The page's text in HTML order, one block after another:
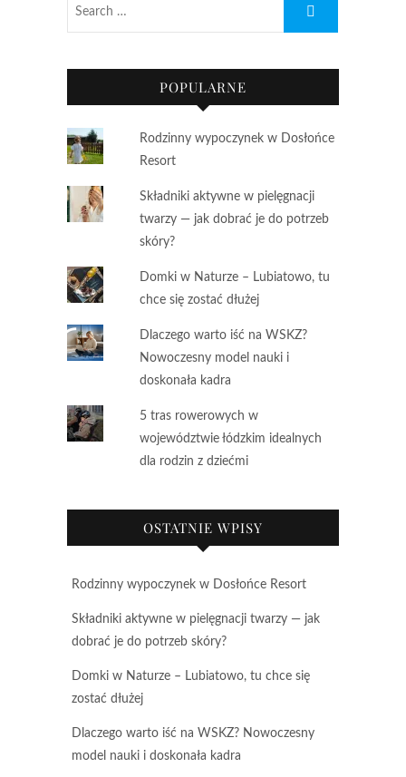
POPULARNE
Rodzinny wypoczynek w Dosłońce
Resort
Składniki aktywne w pielęgnacji
twarzy — jak dobrać je do potrzeb
skóry?
Domki w Naturze – Lubiatowo, tu
chce się zostać dłużej
Dlaczego warto iść na WSKZ?
Nowoczesny model nauki i
doskonała kadra
5 tras rowerowych w
województwie łódzkim idealnych
dla rodzin z dziećmi
OSTATNIE WPISY
Rodzinny wypoczynek w Dosłońce Resort
Składniki aktywne w pielęgnacji twarzy — jak
dobrać je do potrzeb skóry?
Domki w Naturze – Lubiatowo, tu chce się
zostać dłużej
Dlaczego warto iść na WSKZ? Nowoczesny
model nauki i doskonała kadra